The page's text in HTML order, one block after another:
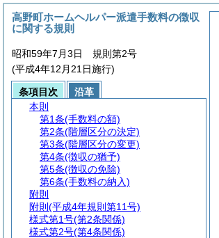
高野町ホームヘルパー派遣手数料の徴収
に関する規則
昭和59年7月3日 規則第2号
(平成4年12月21日施行)
条項目次
沿革
本則
第1条(手数料の額)
第2条(階層区分の決定)
第3条(階層区分の変更)
第4条(徴収の猶予)
第5条(徴収の免除)
第6条(手数料の納入)
附則
附則 (平成4年規則第11号)
様式第1号(第2条関係)
様式第2号(第4条関係)